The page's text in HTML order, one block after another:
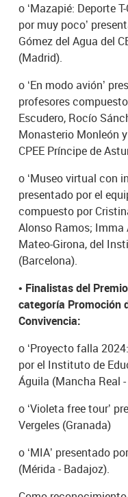
o ‘Mazapié: Deporte
por muy poco’
Gómez del Agua del
(Madrid).
o ‘En modo avión’
profesores
Escudero, Rocío
Monasterio Monleón
CPEE Príncipe de
o ‘Museo virtual con
presentado por el
compuesto por
Alonso Ramos; Imma
Mateo-Girona, del
(Barcelona).
• Finalistas del
categoría Promoción
Convivencia:
o ‘Proyecto falla
por el Instituto de
Águila (Mancha Real
o ‘Violeta free tour’
Vergeles (Granada)
o ‘MIA’ presentado
(Mérida - Badajoz).